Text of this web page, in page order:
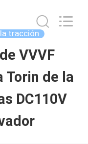
tracción
VVVF
Torin de la
DC110V